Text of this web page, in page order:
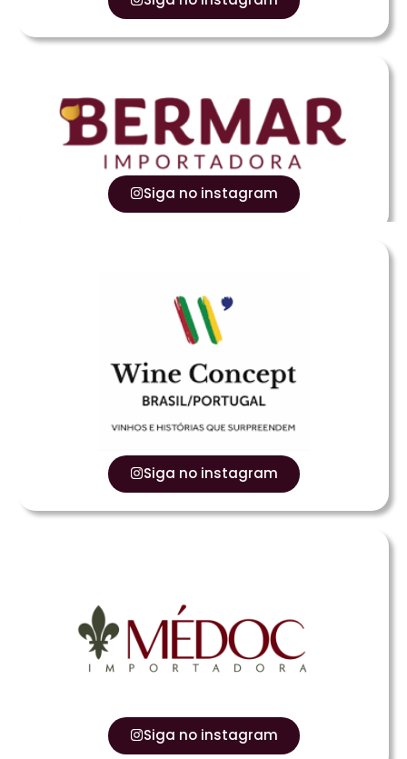
Siga no instagram
Siga no instagram
Siga no instagram